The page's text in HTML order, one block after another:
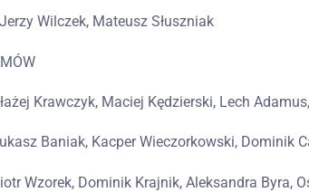
Wilczek, Mateusz Słuszniak
Krawczyk, Maciej Kędzierski, Lech
Baniak, Kacper Wieczorkowski, Dominik
Wzorek, Dominik Krajnik, Aleksandra Byra,